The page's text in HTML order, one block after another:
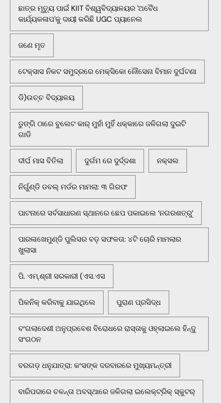
ଛାତ୍ର ମୃତ୍ୟୁ ପାଇଁ KIIT ବିଶ୍ୱବିଦ୍ୟାଳୟର 'ଅବୈଧ
କାର୍ଯ୍ୟକଳାପ'କୁ ଦାୟୀ କରିଛି UGC ପ୍ୟାନେଲ
ଜଣେ ମୃତ
ଟେକ୍ସାସ ନିକଟ ସମୁଦ୍ରରେ ମେକ୍ସିକୋ ନୌସେନା ବିମାନ ଦୁର୍ଘଟଣା
ଡି)ଉଚ୍ଚ ବିଦ୍ୟାଳୟ
ଡୁଙ୍ଗି ଠାରେ ବୁଲେଟ କାର୍ ମୁହାଁ ମୁହିଁ ଧକ୍କାରେ ଜଳିଗଲା ଦୁଇଟି
ଗାଡି
ଦୀର୍ଘ ମାସ ବିତିଲା ଦୁର୍ଗମ ରେ ଦୁର୍ଦ୍ଦଶା ନକ୍ସଲ
ନିର୍ଗୁଣ୍ଡି ଡବଲ୍ ମର୍ଡର ମାମଲା: ୩ ଗିରଫ
ପାଟନାରେ ସର୍ବସାଧାରଣ ସ୍ଥାନରେ ଛେପ ପକାଇଲେ ‘ନଗରଶତ୍ରୁ’
ପାରଳାଖେମୁଣ୍ଡି ପୁଲିସର ବଡ଼ ସଫଳତା: ୪ଟି ଚୋରି ମାମଲାର
ଖୁଲାସା
ପି. ଏମ୍.ଶ୍ରୀ ସରକାରୀ (ଏସ.ଏସ
ପିକନିକ୍‌ କରିବାକୁ ଯାଇଥିଲେ ପୁରାଣ ପ୍ରସିଦ୍ଧ
ବଂଗଲାଦେଶୀ ଅନୁପ୍ରବେଶ ବିରୋଧରେ ରାସ୍ତାକୁ ଓହ୍ଲାଇଲେ ହିନ୍ଦୁ
ସଂଗଠନ
ବରଗଡ଼ ଧନୁଯାତ୍ରା: କଂସଙ୍କ ଦରବାରରେ ମୁଖ୍ୟମନ୍ତ୍ରୀ
ବାରିପଦାରେ ଚଳନ୍ତା ଅବସ୍ଥାରେ ଜଳିଗଲା ଇଲେକ୍ଟ୍ରିକ୍ ସ୍କୁଟର୍